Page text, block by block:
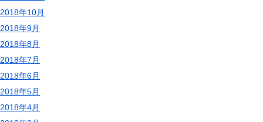
2018年10月
2018年9月
2018年8月
2018年7月
2018年6月
2018年5月
2018年4月